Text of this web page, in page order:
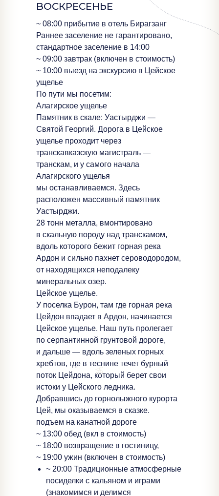
ВОСКРЕСЕНЬЕ
~ 08:00 прибытие в отель Бирагзанг
Раннее заселение не гарантировано,
стандартное заселение в 14:00
~ 09:00 завтрак (включен в стоимость)
~ 10:00 выезд на экскурсию в Цейское
ущелье
По пути мы посетим:
Алагирское ущелье
Памятник в скале: Уастырджи —
Святой Георгий. Дорога в Цейское
ущелье проходит через
транскавказскую магистраль —
транскам, и у самого начала
Алагирского ущелья
мы останавливаемся. Здесь
расположен массивный памятник
Уастырджи.
28 тонн металла, вмонтировано
в скальную породу над транскамом,
вдоль которого бежит горная река
Ардон и сильно пахнет сероводородом,
от находящихся неподалеку
минеральных озер.
Цейское ущелье.
У поселка Бурон, там где горная река
Цейдон впадает в Ардон, начинается
Цейское ущелье. Наш путь пролегает
по серпантинной грунтовой дороге,
и дальше — вдоль зеленых горных
хребтов, где в теснине течет бурный
поток Цейдона, который берет свои
истоки у Цейского ледника.
Добравшись до горнолыжного курорта
Цей, мы оказываемся в сказке.
подъем на канатной дороге
~ 13:00 обед (вкл в стоимость)
~ 18:00 возвращение в гостиницу,
~ 19:00 ужин (включен в стоимость)
~ 20:00 Традиционные атмосферные
посиделки с кальяном и играми
(знакомимся и делимся